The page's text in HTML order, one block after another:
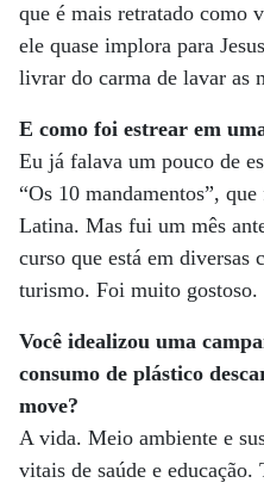
que é mais retratado como
ele quase implora para
livrar do carma de lavar as
E como foi estrear em
Eu já falava um pouco de
“Os 10 mandamentos”,
Latina. Mas fui um mês
curso que está em diversas
turismo. Foi muito gostoso.
Você idealizou uma
consumo de plástico
move?
A vida. Meio ambiente e
vitais de saúde e educação.